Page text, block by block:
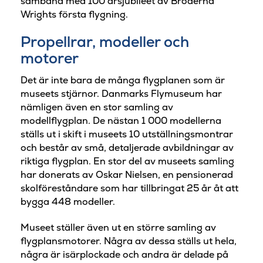
Wrights första flygning.
Propellrar, modeller och
motorer
Det är inte bara de många flygplanen som är
museets stjärnor. Danmarks Flymuseum har
nämligen även en stor samling av
modellflygplan. De nästan 1 000 modellerna
ställs ut i skift i museets 10 utställningsmontrar
och består av små, detaljerade avbildningar av
riktiga flygplan. En stor del av museets samling
har donerats av Oskar Nielsen, en pensionerad
skolföreståndare som har tillbringat 25 år åt att
bygga 448 modeller.
Museet ställer även ut en större samling av
flygplansmotorer. Några av dessa ställs ut hela,
några är isärplockade och andra är delade på